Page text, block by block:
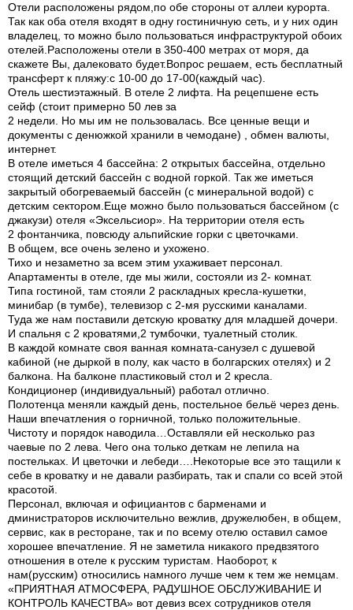
Отели расположены рядом,по обе стороны от аллеи курорта.
Так как оба отеля входят в одну гостиничную сеть, и у них один
владелец, то можно было пользоваться инфраструктурой обоих
отелей.Расположены отели в 350-400 метрах от моря, да
скажете Вы, далековато будет.Вопрос решаем, есть бесплатный
трансферт к пляжу:с 10-00 до 17-00(каждый час).
Отель шестиэтажный. В отеле 2 лифта. На рецепшене есть
сейф (стоит примерно 50 лев за
2 недели. Но мы им не пользовалась. Все ценные вещи и
документы с денюжкой хранили в чемодане) , обмен валюты,
интернет.
В отеле иметься 4 бассейна: 2 открытых бассейна, отдельно
стоящий детский бассейн с водной горкой. Так же иметься
закрытый обогреваемый бассейн (с минеральной водой) с
детским сектором.Еще можно было пользоваться бассейном (с
джакузи) отеля «Эксельсиор». На территории отеля есть
2 фонтанчика, повсюду альпийские горки с цветочками.
В общем, все очень зелено и ухожено.
Тихо и незаметно за всем этим ухаживает персонал.
Апартаменты в отеле, где мы жили, состояли из 2- комнат.
Типа гостиной, там стояли 2 раскладных кресла-кушетки,
минибар (в тумбе), телевизор с 2-мя русскими каналами.
Туда же нам поставили детскую кроватку для младшей дочери.
И спальня с 2 кроватями,2 тумбочки, туалетный столик.
В каждой комнате своя ванная комната-санузел с душевой
кабиной (не дыркой в полу, как часто в болгарских отелях) и 2
балкона. На балконе пластиковый стол и 2 кресла.
Кондиционер (индивидуальный) работал отлично.
Полотенца меняли каждый день, постельное бельё через день.
Наши впечатления о горничной, только положительные.
Чистоту и порядок наводила…Оставляли ей несколько раз
чаевые по 2 лева. Чего она только деткам не лепила на
постельках. И цветочки и лебеди….Некоторые все это тащили к
себе в кроватку и не давали разбирать, так и спали со всей этой
красотой.
Персонал, включая и официантов с барменами и
дминистраторов исключительно вежлив, дружелюбен, в общем,
сервис, как в ресторане, так и по всему отелю оставил самое
хорошее впечатление. Я не заметила никакого предвзятого
отношения в отеле к русским туристам. Наоборот, к
нам(русским) относились намного лучше чем к тем же немцам.
«ПРИЯТНАЯ АТМОСФЕРА, РАДУШНОЕ ОБСЛУЖИВАНИЕ И
КОНТРОЛЬ КАЧЕСТВА» вот девиз всех сотрудников отеля